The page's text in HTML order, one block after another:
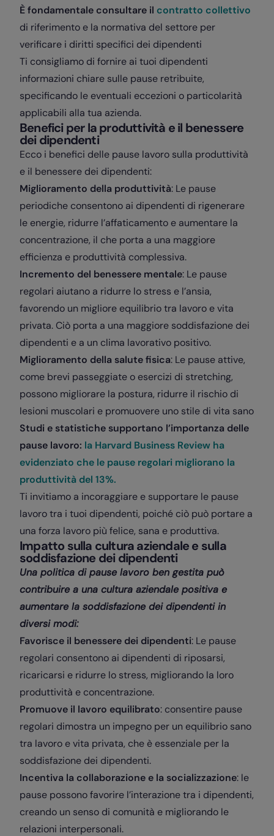
È fondamentale consultare il contratto collettivo
di riferimento e la normativa del settore per
verificare i diritti specifici dei dipendenti
Ti consigliamo di fornire ai tuoi dipendenti
informazioni chiare sulle pause retribuite,
specificando le eventuali eccezioni o particolarità
applicabili alla tua azienda.
Benefici per la produttività e il benessere
dei dipendenti
Ecco i benefici delle pause lavoro sulla produttività
e il benessere dei dipendenti:
Miglioramento della produttività: Le pause
periodiche consentono ai dipendenti di rigenerare
le energie, ridurre l’affaticamento e aumentare la
concentrazione, il che porta a una maggiore
efficienza e produttività complessiva.
Incremento del benessere mentale: Le pause
regolari aiutano a ridurre lo stress e l’ansia,
favorendo un migliore equilibrio tra lavoro e vita
privata. Ciò porta a una maggiore soddisfazione dei
dipendenti e a un clima lavorativo positivo.
Miglioramento della salute fisica: Le pause attive,
come brevi passeggiate o esercizi di stretching,
possono migliorare la postura, ridurre il rischio di
lesioni muscolari e promuovere uno stile di vita sano
Studi e statistiche supportano l’importanza delle
pause lavoro: la Harvard Business Review ha
evidenziato che le pause regolari migliorano la
produttività del 13%.
Ti invitiamo a incoraggiare e supportare le pause
lavoro tra i tuoi dipendenti, poiché ciò può portare a
una forza lavoro più felice, sana e produttiva.
Impatto sulla cultura aziendale e sulla
soddisfazione dei dipendenti
Una politica di pause lavoro ben gestita può
contribuire a una cultura aziendale positiva e
aumentare la soddisfazione dei dipendenti in
diversi modi:
Favorisce il benessere dei dipendenti: Le pause
regolari consentono ai dipendenti di riposarsi,
ricaricarsi e ridurre lo stress, migliorando la loro
produttività e concentrazione.
Promuove il lavoro equilibrato: consentire pause
regolari dimostra un impegno per un equilibrio sano
tra lavoro e vita privata, che è essenziale per la
soddisfazione dei dipendenti.
Incentiva la collaborazione e la socializzazione: le
pause possono favorire l’interazione tra i dipendenti,
creando un senso di comunità e migliorando le
relazioni interpersonali.